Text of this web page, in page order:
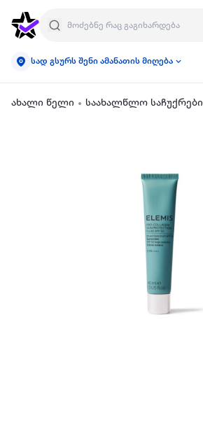
სად გსურს შენი ამანათის მიღება
ახალი წელი საახალწლო საჩუქრები